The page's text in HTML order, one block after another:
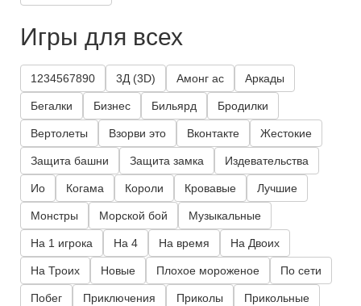
Игры для всех
1234567890 3Д (3D) Амонг ас Аркады
Бегалки Бизнес Бильярд Бродилки
Вертолеты Взорви это Вконтакте Жестокие
Защита башни Защита замка Издевательства
Ио Когама Короли Кровавые Лучшие
Монстры Морской бой Музыкальные
На 1 игрока На 4 На время На Двоих
На Троих Новые Плохое мороженое По сети
Побег Приключения Приколы Прикольные